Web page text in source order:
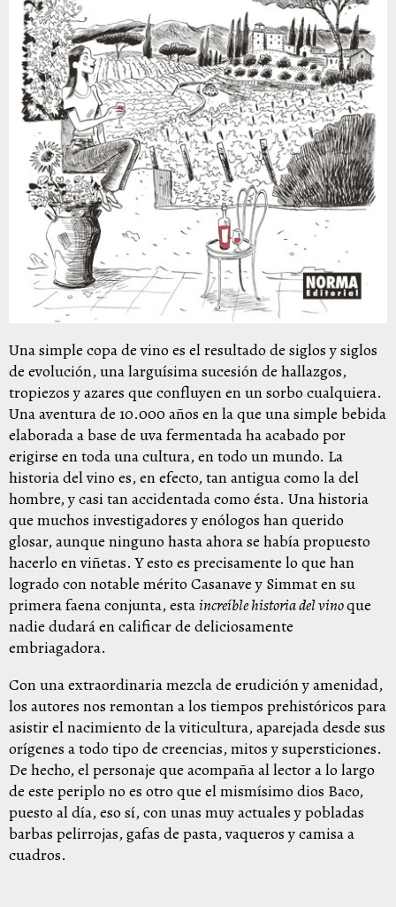
Una simple copa de vino es el resultado de siglos y siglos
de evolución, una larguísima sucesión de hallazgos,
tropiezos y azares que confluyen en un sorbo cualquiera.
Una aventura de 10.000 años en la que una simple bebida
elaborada a base de uva fermentada ha acabado por
erigirse en toda una cultura, en todo un mundo. La
historia del vino es, en efecto, tan antigua como la del
hombre, y casi tan accidentada como ésta. Una historia
que muchos investigadores y enólogos han querido
glosar, aunque ninguno hasta ahora se había propuesto
hacerlo en viñetas. Y esto es precisamente lo que han
logrado con notable mérito Casanave y Simmat en su
primera faena conjunta, estaincreíble historia del vinoque
nadie dudará en calificar de deliciosamente
embriagadora.
Con una extraordinaria mezcla de erudición y amenidad,
los autores nos remontan a los tiempos prehistóricos para
asistir el nacimiento de la viticultura, aparejada desde sus
orígenes a todo tipo de creencias, mitos y supersticiones.
De hecho, el personaje que acompaña al lector a lo largo
de este periplo no es otro que el mismísimo dios Baco,
puesto al día, eso sí, con unas muy actuales y pobladas
barbas pelirrojas, gafas de pasta, vaqueros y camisa a
cuadros.